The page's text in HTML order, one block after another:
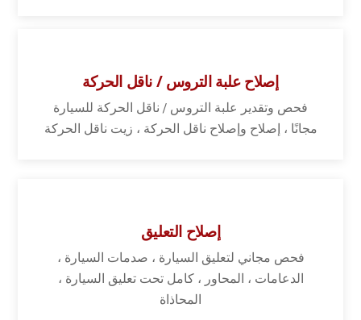
إصلاح علبة التروس / ناقل الحركة
فحص وتقدير علبة التروس / ناقل الحركة للسيارة
مجانًا ، إصلاح وإصلاح ناقل الحركة ، زيت ناقل الحركة
إصلاح التعليق
فحص مجاني لتعليق السيارة ، صدمات السيارة ،
الدعامات ، المحاور ، كامل تحت تعليق السيارة ،
المحاذاة